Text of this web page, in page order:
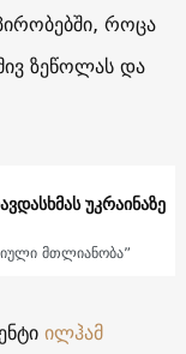
როცა
ზეწოლას და
უკრაინაზე
მთლიანობა”
ილჰამ